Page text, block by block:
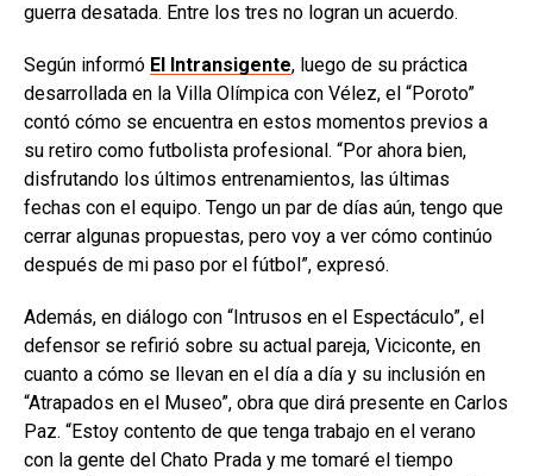
guerra desatada. Entre los tres no logran un acuerdo.
Según informó El Intransigente, luego de su práctica
desarrollada en la Villa Olímpica con Vélez, el “Poroto”
contó cómo se encuentra en estos momentos previos a
su retiro como futbolista profesional. “Por ahora bien,
disfrutando los últimos entrenamientos, las últimas
fechas con el equipo. Tengo un par de días aún, tengo que
cerrar algunas propuestas, pero voy a ver cómo continúo
después de mi paso por el fútbol”, expresó.
Además, en diálogo con “Intrusos en el Espectáculo”, el
defensor se refirió sobre su actual pareja, Viciconte, en
cuanto a cómo se llevan en el día a día y su inclusión en
“Atrapados en el Museo”, obra que dirá presente en Carlos
Paz. “Estoy contento de que tenga trabajo en el verano
con la gente del Chato Prada y me tomaré el tiempo